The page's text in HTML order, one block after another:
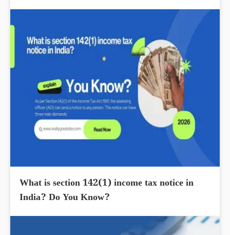
What is section 142(1) income tax notice in
India? Do You Know?